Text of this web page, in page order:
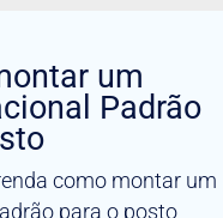
um
Padrão
como montar um
para o posto